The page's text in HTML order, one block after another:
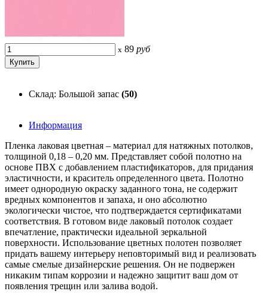
x 89 руб
Склад: Большой запас (50)
Информация
Пленка лаковая цветная – материал для натяжных потолков,
толщиной 0,18 – 0,20 мм. Представляет собой полотно на
основе ПВХ с добавлением пластификаторов, для придания
эластичности, и краситель определенного цвета. Полотно
имеет однородную окраску заданного тона, не содержит
вредных компонентов и запаха, и оно абсолютно
экологически чистое, что подтверждается сертификатами
соответствия. В готовом виде лаковый потолок создает
впечатление, практически идеальной зеркальной
поверхности. Использование цветных полотен позволяет
придать вашему интерьеру неповторимый вид и реализовать
самые смелые дизайнерские решения. Он не подвержен
никаким типам коррозии и надежно защитит ваш дом от
появления трещин или залива водой.